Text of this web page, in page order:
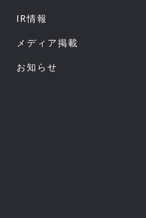
IR情報
メディア掲載
お知らせ